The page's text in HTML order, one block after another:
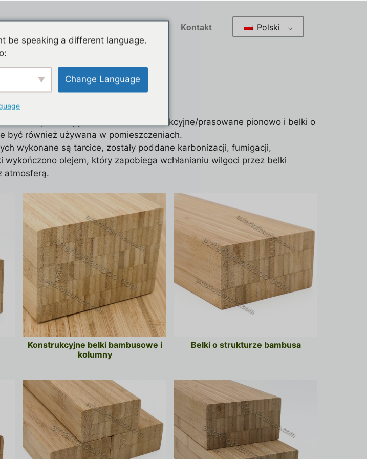
Kontakt Polski
Belki posiadają 2 różne belki konstrukcyjne/prasowane pionowo i belki o
być również używana w pomieszczeniach.
wykonane są tarcice, zostały poddane karbonizacji, fumigacji,
olejem, który zapobiega wchłanianiu wilgoci przez belki
atmosferą.
Konstrukcyjne belki bambusowe i
kolumny
Belki o strukturze bambusa
be speaking a different language.
Change Language